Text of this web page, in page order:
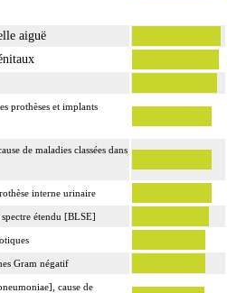
aiguë
prothèses et implants
de maladies classées dans
interne urinaire
spectre étendu [BLSE]
Gram négatif
cause de